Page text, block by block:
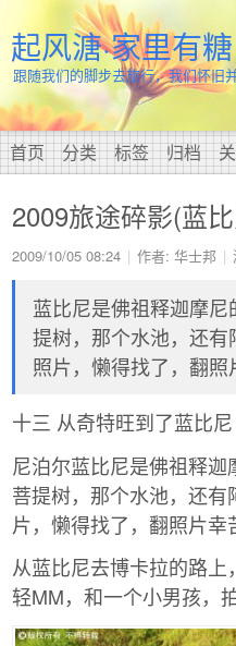
起风溏·家里有糖
跟随我们的脚步去旅行，我们怀旧
首页 分类 标签 归档
2009旅途碎影(蓝
2009/10/05 08:24 作者: 华士邦
蓝比尼是佛祖释迦摩
提树，那个水池，还
照片，懒得找了，翻照
十三 从奇特旺到了蓝比
尼泊尔蓝比尼是佛祖释
菩提树，那个水池，还
片，懒得找了，翻照片幸
从蓝比尼去博卡拉的路
轻MM，和一个小男孩，